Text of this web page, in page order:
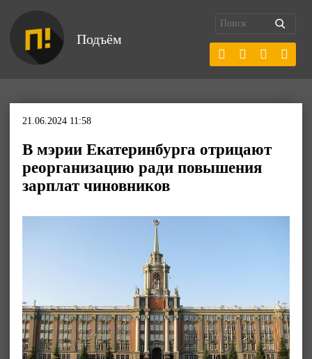
Подъём
21.06.2024 11:58
В мэрии Екатеринбурга отрицают
реорганизацию ради повышения
зарплат чиновников